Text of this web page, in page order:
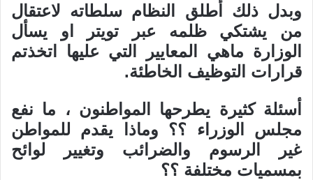
وبدل ذلك أطلق النظام سلطاته لاعتقال
من يشتكي ظلمه عبر تويتر او يسأل
الوزارة ماهي المعايير التي عليها اتخذتم
قرارات التوظيف الخاطئة.
أسئلة كثيرة يطرحها المواطنون ، ما نفع
مجلس الوزراء ؟؟ وماذا يقدم للمواطن
غير الرسوم والضرائب وتغيير لوائح
بمسميات مختلفة ؟؟